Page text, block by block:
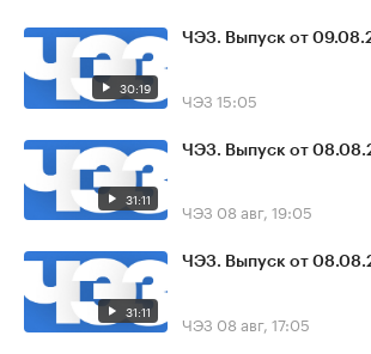
30:19
ЧЭЗ. Выпуск от
ЧЭЗ 15:05
31:11
ЧЭЗ. Выпуск от
ЧЭЗ 08 авг, 19:05
31:11
ЧЭЗ. Выпуск от
ЧЭЗ 08 авг, 17:05